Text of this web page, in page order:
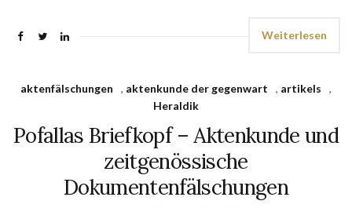
Weiterlesen
aktenfälschungen , aktenkunde der gegenwart , artikels
,
Heraldik
Pofallas Briefkopf – Aktenkunde und
zeitgenössische
Dokumentenfälschungen